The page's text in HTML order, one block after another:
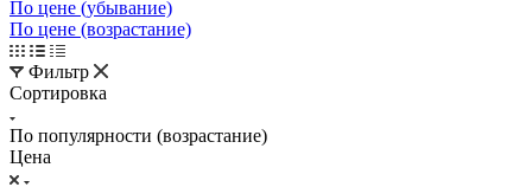
По цене (убывание)
По цене (возрастание)
Фильтр
Сортировка
По популярности (возрастание)
Цена